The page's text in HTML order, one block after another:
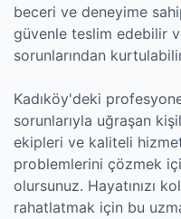
beceri ve deneyime
güvenle teslim edebilir
sorunlarından
Kadıköy'deki
sorunlarıyla uğraşan
ekipleri ve kaliteli hizmet
problemlerini çözmek
olursunuz. Hayatınızı
rahatlatmak için bu